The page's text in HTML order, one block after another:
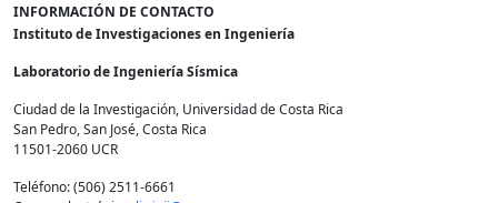
INFORMACIÓN DE CONTACTO
Instituto de Investigaciones en Ingeniería
Laboratorio de Ingeniería Sísmica
Ciudad de la Investigación, Universidad de Costa Rica
San Pedro, San José, Costa Rica
11501-2060 UCR
Teléfono: (506) 2511-6661